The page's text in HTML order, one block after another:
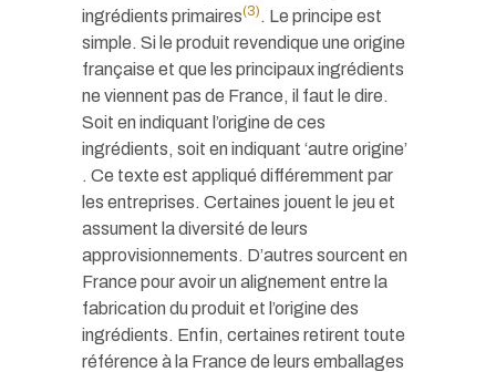
ingrédients primaires(3) . Le principe est
simple. Si le produit revendique une origine
française et que les principaux ingrédients
ne viennent pas de France, il faut le dire.
Soit en indiquant l’origine de ces
ingrédients, soit en indiquant ‘autre origine’
. Ce texte est appliqué différemment par
les entreprises. Certaines jouent le jeu et
assument la diversité de leurs
approvisionnements. D’autres sourcent en
France pour avoir un alignement entre la
fabrication du produit et l’origine des
ingrédients. Enfin, certaines retirent toute
référence à la France de leurs emballages